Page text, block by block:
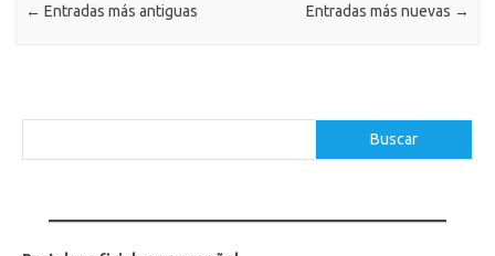
← Entradas más antiguas Entradas más nuevas →
Buscar